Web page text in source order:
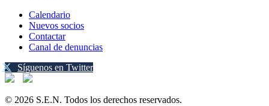
Calendario
Nuevos socios
Contactar
Canal de denuncias
Síguenos en Twitter
© 2026 S.E.N. Todos los derechos reservados.